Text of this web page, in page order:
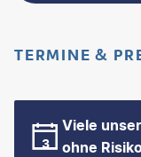
TERMINE &
Viele
ohne